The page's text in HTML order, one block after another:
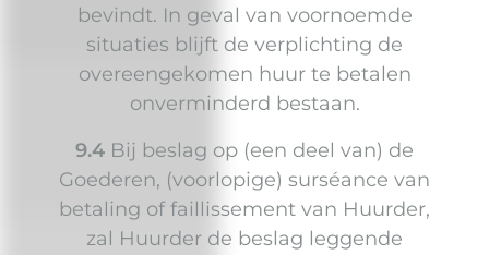
bevindt. In geval van voornoemde
situaties blijft de verplichting de
overeengekomen huur te betalen
onverminderd bestaan.
9.4 Bij beslag op (een deel van) de
Goederen, (voorlopige) surséance van
betaling of faillissement van Huurder,
zal Huurder de beslag leggende